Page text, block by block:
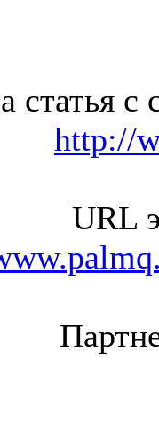
статья с
http://
URL